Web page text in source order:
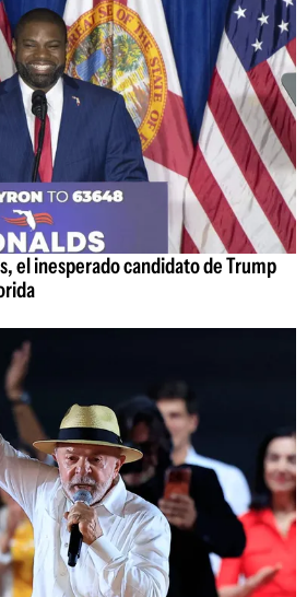
el inesperado candidato de Trump